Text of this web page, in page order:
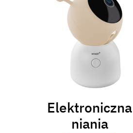
Elektroniczna
niania